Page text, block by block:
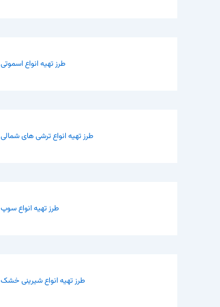
طرز تهیه انواع اسموتی
طرز تهیه انواع ترشی های شمالی
طرز تهیه انواع سوپ
طرز تهیه انواع شیرینی خشک